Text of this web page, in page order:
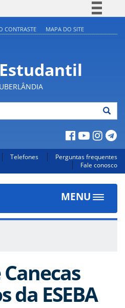
Acesso à informação
Legislação
Canais
CONTRASTE MAPA DO SITE
Telefones
Perguntas frequentes
Fale conosco
MENU
Toggle
da ESEBA